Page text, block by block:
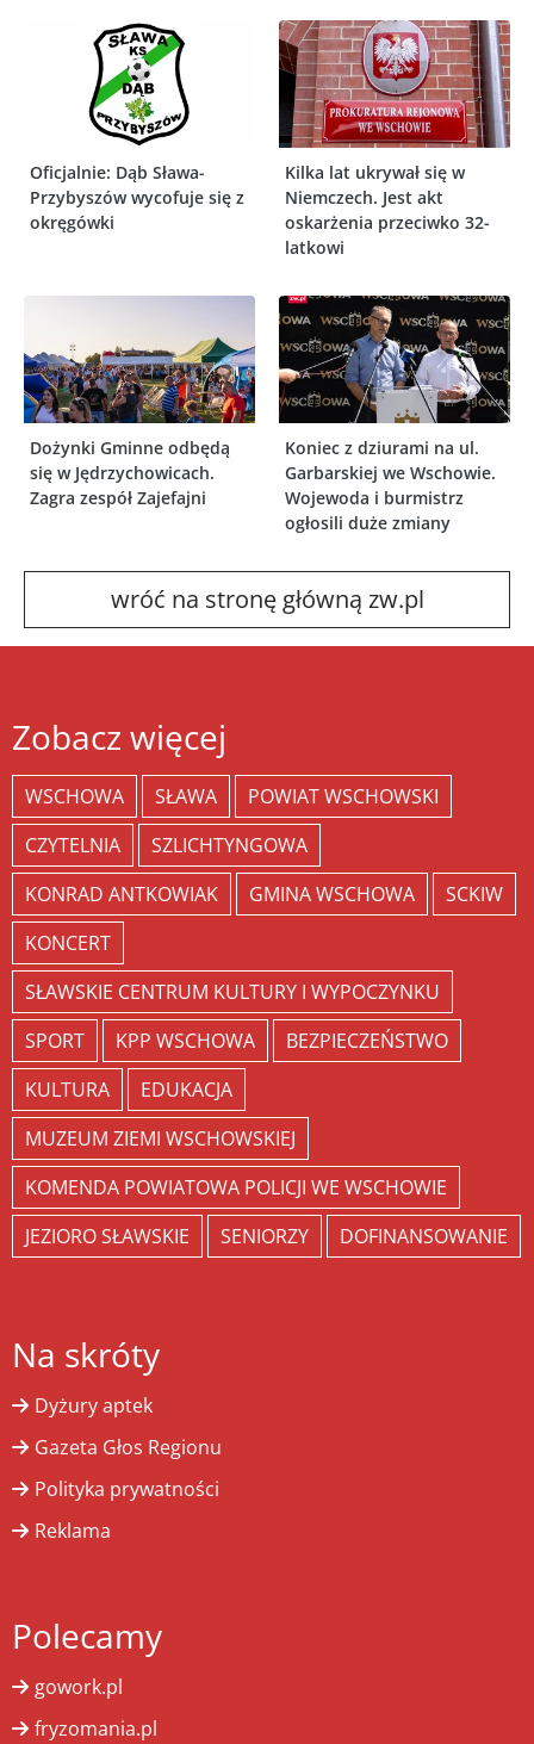
Oficjalnie: Dąb Sława-
Przybyszów wycofuje się z
okręgówki
Kilka lat ukrywał się w
Niemczech. Jest akt
oskarżenia przeciwko 32-
latkowi
Dożynki Gminne odbędą
się w Jędrzychowicach.
Zagra zespół Zajefajni
Koniec z dziurami na ul.
Garbarskiej we Wschowie.
Wojewoda i burmistrz
ogłosili duże zmiany
wróć na stronę główną zw.pl
Zobacz więcej
WSCHOWA SŁAWA
POWIAT WSCHOWSKI
CZYTELNIA
SZLICHTYNGOWA
KONRAD ANTKOWIAK
GMINA WSCHOWA
SCKIW
KONCERT
SŁAWSKIE CENTRUM KULTURY I WYPOCZYNKU
SPORT
KPP WSCHOWA
BEZPIECZEŃSTWO
KULTURA
EDUKACJA
MUZEUM ZIEMI WSCHOWSKIEJ
KOMENDA POWIATOWA POLICJI WE WSCHOWIE
JEZIORO SŁAWSKIE
SENIORZY DOFINANSOWANIE
Na skróty
Dyżury aptek
Gazeta Głos Regionu
Polityka prywatności
Reklama
Polecamy
gowork.pl
fryzomania.pl